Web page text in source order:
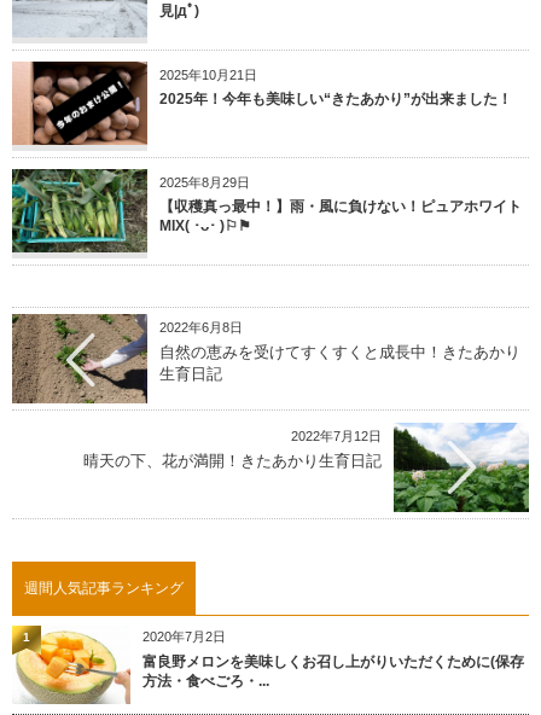
見|дﾟ)
2025年10月21日
2025年！今年も美味しい“きたあかり”が出来ました！
2025年8月29日
【収穫真っ最中！】雨・風に負けない！ピュアホワイト
MIX( ･ᴗ･ )⚐⚑
2022年6月8日
自然の恵みを受けてすくすくと成長中！きたあかり
生育日記
2022年7月12日
晴天の下、花が満開！きたあかり生育日記
週間人気記事ランキング
2020年7月2日
富良野メロンを美味しくお召し上がりいただくために(保存
方法・食べごろ・...
1